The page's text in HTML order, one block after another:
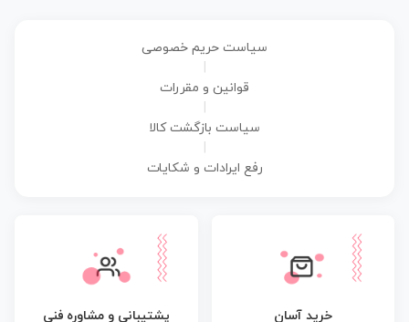
سیاست حریم خصوصی
قوانین و مقررات
سیاست بازگشت کالا
رفع ایرادات و شکایات
خرید آسان پشتیبانی و مشاوره فنی